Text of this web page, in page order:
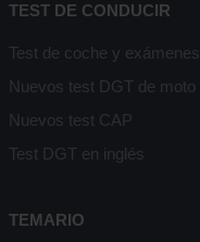
TEST DE CONDUCIR
Test de coche y exámenes
Nuevos test DGT de moto
Nuevos test CAP
Test DGT en inglés
TEMARIO